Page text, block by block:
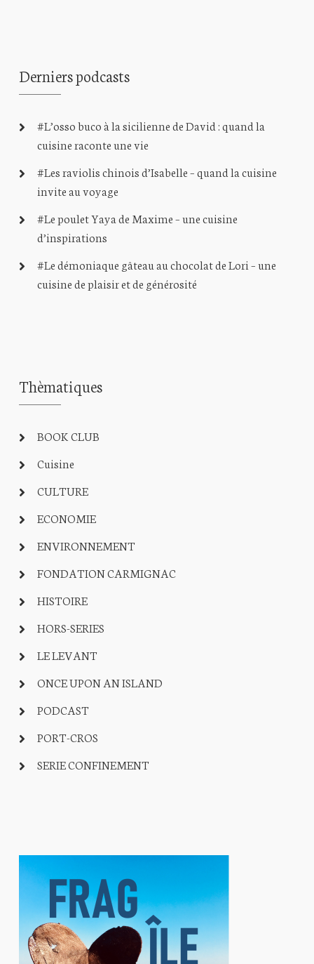
Derniers podcasts
#L’osso buco à la sicilienne de David : quand la
cuisine raconte une vie
#Les raviolis chinois d’Isabelle – quand la cuisine
invite au voyage
#Le poulet Yaya de Maxime – une cuisine
d’inspirations
#Le démoniaque gâteau au chocolat de Lori – une
cuisine de plaisir et de générosité
Thèmatiques
BOOK CLUB
Cuisine
CULTURE
ECONOMIE
ENVIRONNEMENT
FONDATION CARMIGNAC
HISTOIRE
HORS-SERIES
LE LEVANT
ONCE UPON AN ISLAND
PODCAST
PORT-CROS
SERIE CONFINEMENT